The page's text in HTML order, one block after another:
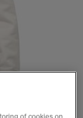
6